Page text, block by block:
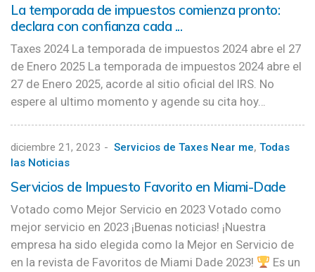
La temporada de impuestos comienza pronto:
declara con confianza cada ...
Taxes 2024 La temporada de impuestos 2024 abre el 27
de Enero 2025 La temporada de impuestos 2024 abre el
27 de Enero 2025, acorde al sitio oficial del IRS. No
espere al ultimo momento y agende su cita hoy…
diciembre 21, 2023 - Servicios de Taxes Near me, Todas
las Noticias
Servicios de Impuesto Favorito en Miami-Dade
Votado como Mejor Servicio en 2023 Votado como
mejor servicio en 2023 ¡Buenas noticias! ¡Nuestra
empresa ha sido elegida como la Mejor en Servicio de
en la revista de Favoritos de Miami Dade 2023!
Es un